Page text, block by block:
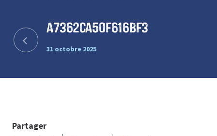
a7362ca50f616bf3
31 octobre 2025
Partager